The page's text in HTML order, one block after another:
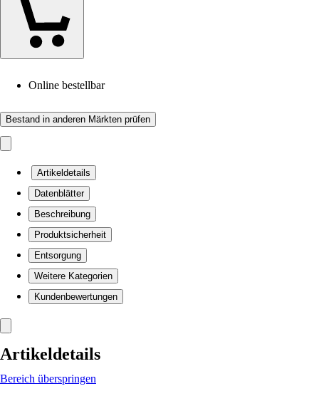
Online bestellbar
Bestand in anderen Märkten prüfen
Artikeldetails
Datenblätter
Beschreibung
Produktsicherheit
Entsorgung
Weitere Kategorien
Kundenbewertungen
Artikeldetails
Bereich überspringen